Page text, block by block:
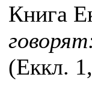
Книга
(Еккл.